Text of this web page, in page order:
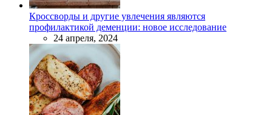
Кроссворды и другие увлечения являются
профилактикой деменции: новое исследование
24 апреля, 2024